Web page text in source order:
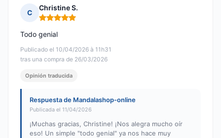
C
Christine S.
Nota: 5 de 5
Publicado el 10/04/2026 à 11h31
tras una compra de 26/03/2026
Todo genial
Opinión traducida
Respuesta de Mandalashop-online
Publicada el 11/04/2026
¡Muchas gracias, Christine! ¡Nos alegra mucho oír
eso! Un simple "todo genial" ya nos hace muy